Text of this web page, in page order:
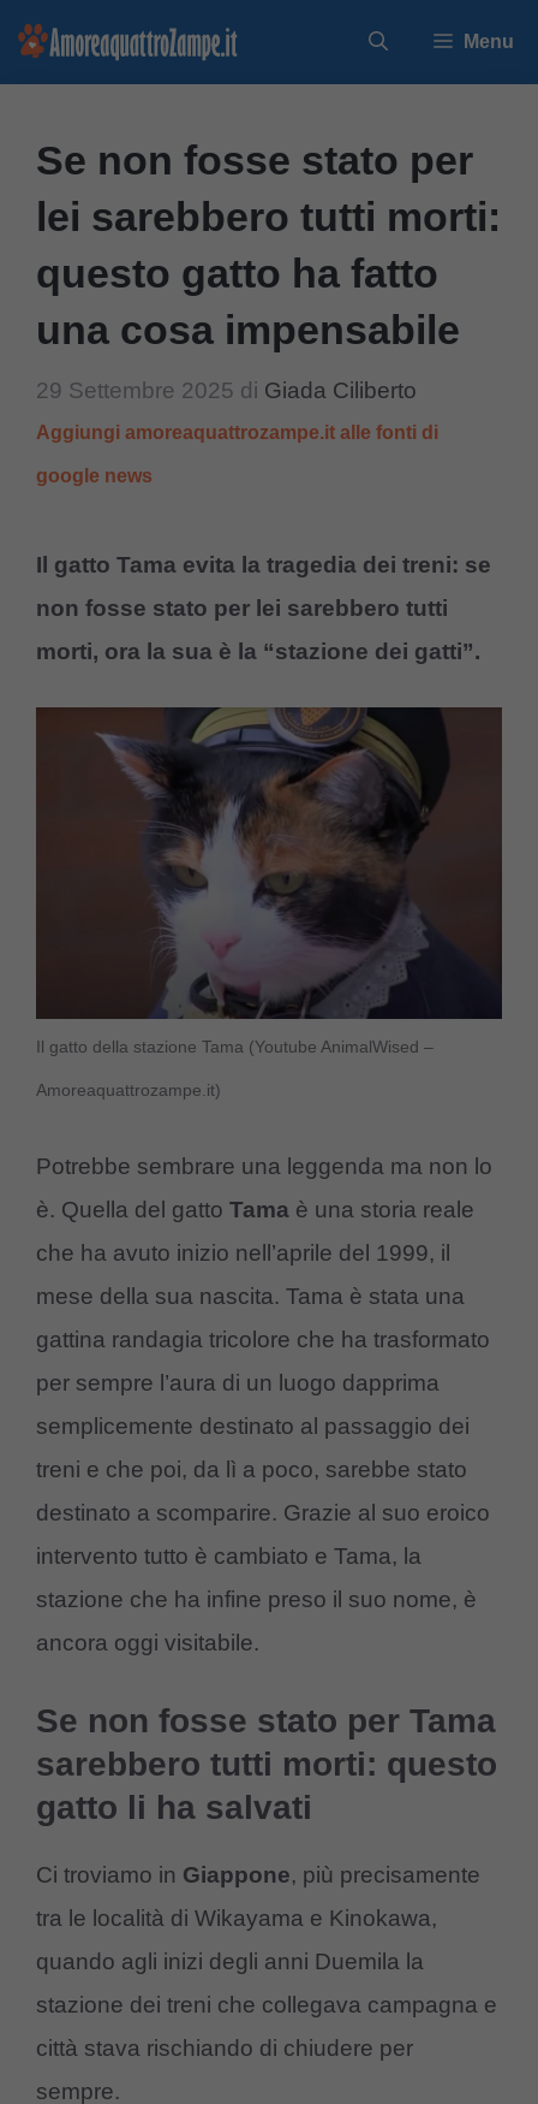
Vai
Menu
Se non fosse stato per
lei sarebbero tutti morti:
questo gatto ha fatto
una cosa impensabile
29 Settembre 2025 di Giada Ciliberto
Aggiungi amoreaquattrozampe.it alle fonti di
google news
Il gatto Tama evita la tragedia dei treni: se
non fosse stato per lei sarebbero tutti
morti, ora la sua è la “stazione dei gatti”.
Il gatto della stazione Tama (Youtube AnimalWised –
Amoreaquattrozampe.it)
Potrebbe sembrare una leggenda ma non lo
è. Quella del gatto Tama è una storia reale
che ha avuto inizio nell’aprile del 1999, il
mese della sua nascita. Tama è stata una
gattina randagia tricolore che ha trasformato
per sempre l’aura di un luogo dapprima
semplicemente destinato al passaggio dei
treni e che poi, da lì a poco, sarebbe stato
destinato a scomparire. Grazie al suo eroico
intervento tutto è cambiato e Tama, la
stazione che ha infine preso il suo nome, è
ancora oggi visitabile.
Se non fosse stato per Tama
sarebbero tutti morti: questo
gatto li ha salvati
Ci troviamo in Giappone, più precisamente
tra le località di Wikayama e Kinokawa,
quando agli inizi degli anni Duemila la
stazione dei treni che collegava campagna e
città stava rischiando di chiudere per
sempre.